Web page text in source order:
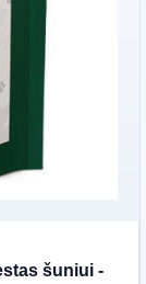
šuniui -